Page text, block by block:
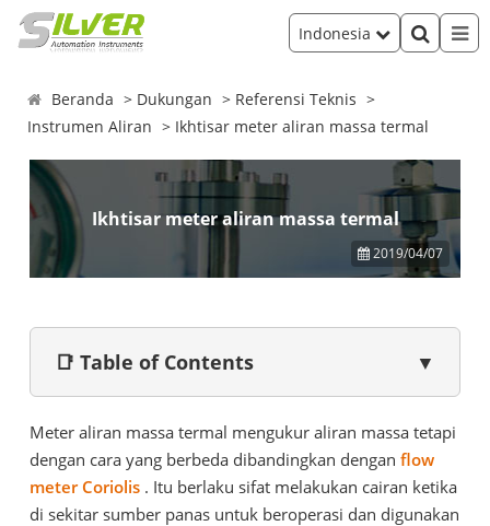
Indonesia
Beranda Dukungan
Referensi Teknis
Instrumen Aliran
Ikhtisar meter aliran massa termal
Ikhtisar meter aliran massa termal
2019/04/07
📑 Table of Contents ▼
Meter aliran massa termal mengukur aliran massa tetapi
dengan cara yang berbeda dibandingkan dengan flow
meter Coriolis . Itu berlaku sifat melakukan cairan ketika
di sekitar sumber panas untuk beroperasi dan digunakan